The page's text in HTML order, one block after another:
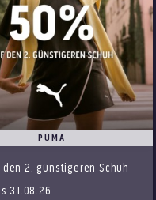
PUMA
den 2. günstigeren Schuh
31.08.26